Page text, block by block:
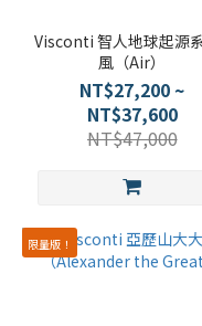
Visconti 智人地球起源
風（Air）
NT$27,200 ~
NT$37,600
NT$47,000
限量版！